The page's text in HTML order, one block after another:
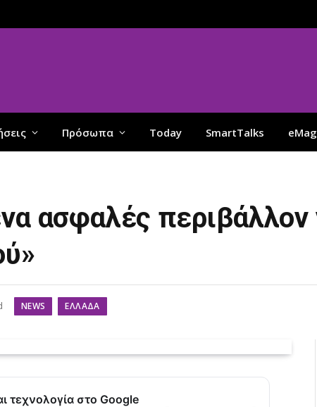
Πρόσωπα Today SmartTalks
ασφαλές περιβάλλον
NEWS ΕΛΛΆΔΑ
τεχνολογία στο Google